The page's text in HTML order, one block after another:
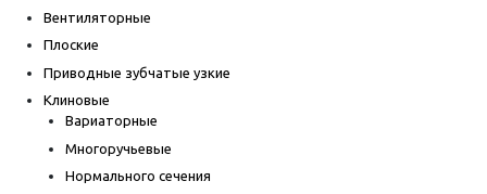
Вентиляторные
Плоские
Приводные зубчатые узкие
Клиновые
Вариаторные
Многоручьевые
Нормального сечения